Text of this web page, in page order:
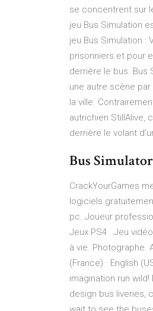
se concentrent sur
jeu Bus Simulation
jeu Bus Simulation :
prisonniers et pour
derrière le bus. Bus
une autre scène
la ville.
autrichien StillAlive,
derrière le volant
Bus
CrackYourGames
logiciels
pc. Joueur
Jeux PS4 . Jeu
à vie. Photographe.
(France) · English
imagination run
design bus liveries,